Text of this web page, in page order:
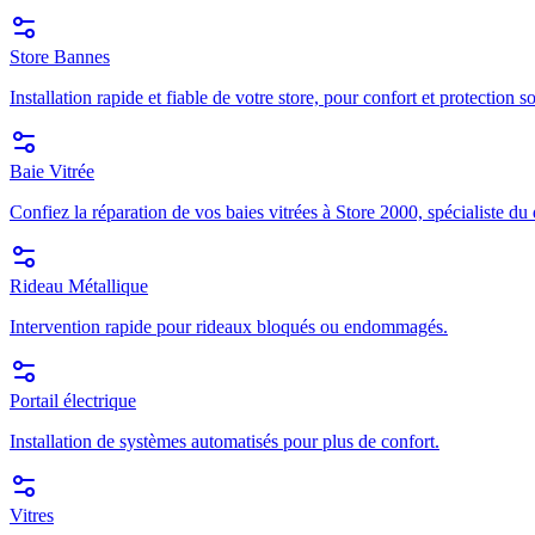
Store Bannes
Installation rapide et fiable de votre store, pour confort et protection
Baie Vitrée
Confiez la réparation de vos baies vitrées à Store 2000, spécialiste
Rideau Métallique
Intervention rapide pour rideaux bloqués ou endommagés.
Portail électrique
Installation de systèmes automatisés pour plus de confort.
Vitres